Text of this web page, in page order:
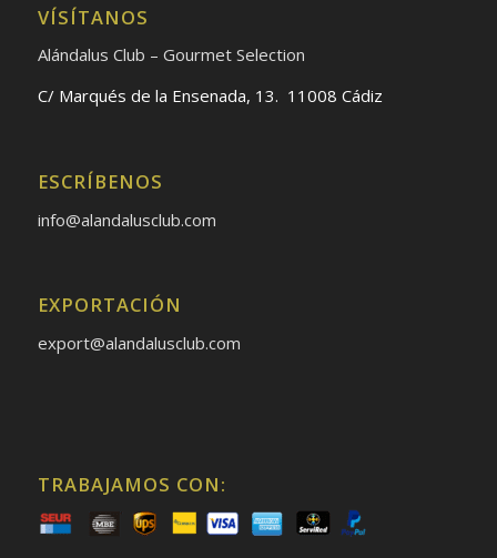
VÍSÍTANOS
Alándalus Club – Gourmet Selection
C/ Marqués de la Ensenada, 13. 11008 Cádiz
ESCRÍBENOS
info@alandalusclub.com
EXPORTACIÓN
export@alandalusclub.com
TRABAJAMOS CON: